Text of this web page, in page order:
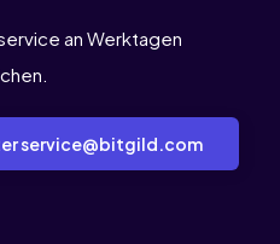
an Werktagen
service@bitgild.com